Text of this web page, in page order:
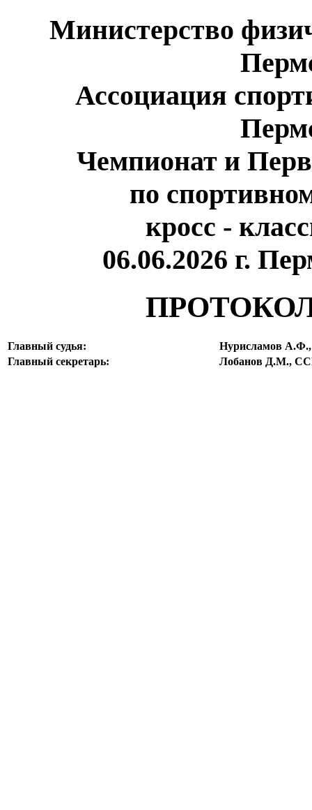
Министерство
Ассоциация
Чемпионат и
по
кросс -
06.06.2026 г.
Главный судья:
Нурисламов
Главный секретарь:
Лобанов Д.М.,